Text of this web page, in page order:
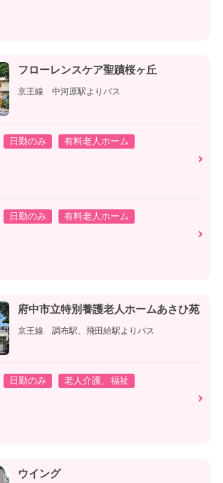
フローレンスケア聖蹟桜ヶ丘
京王線 中河原駅よりバス
日勤のみ
有料老人ホーム
日勤のみ
有料老人ホーム
府中市立特別養護老人ホームあさひ苑
京王線 調布駅、飛田給駅よりバス
日勤のみ
老人介護、福祉
ウイング